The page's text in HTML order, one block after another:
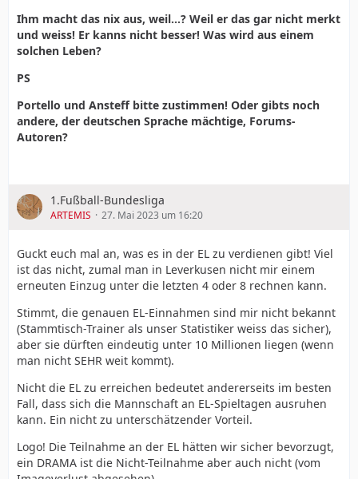
Ihm macht das nix aus, weil...? Weil er das gar nicht merkt
und weiss! Er kanns nicht besser! Was wird aus einem
solchen Leben?
PS
Portello und Ansteff bitte zustimmen! Oder gibts noch
andere, der deutschen Sprache mächtige, Forums-
Autoren?
1.Fußball-Bundesliga
ARTEMIS 27. Mai 2023 um 16:20
Guckt euch mal an, was es in der EL zu verdienen gibt! Viel
ist das nicht, zumal man in Leverkusen nicht mir einem
erneuten Einzug unter die letzten 4 oder 8 rechnen kann.
Stimmt, die genauen EL-Einnahmen sind mir nicht bekannt
(Stammtisch-Trainer als unser Statistiker weiss das sicher),
aber sie dürften eindeutig unter 10 Millionen liegen (wenn
man nicht SEHR weit kommt).
Nicht die EL zu erreichen bedeutet andererseits im besten
Fall, dass sich die Mannschaft an EL-Spieltagen ausruhen
kann. Ein nicht zu unterschätzender Vorteil.
Logo! Die Teilnahme an der EL hätten wir sicher bevorzugt,
ein DRAMA ist die Nicht-Teilnahme aber auch nicht (vom